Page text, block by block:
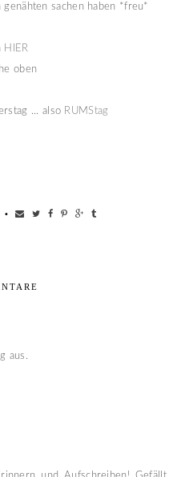
sachen haben *freu*
HIER
oben
... also RUMStag
•
aus.